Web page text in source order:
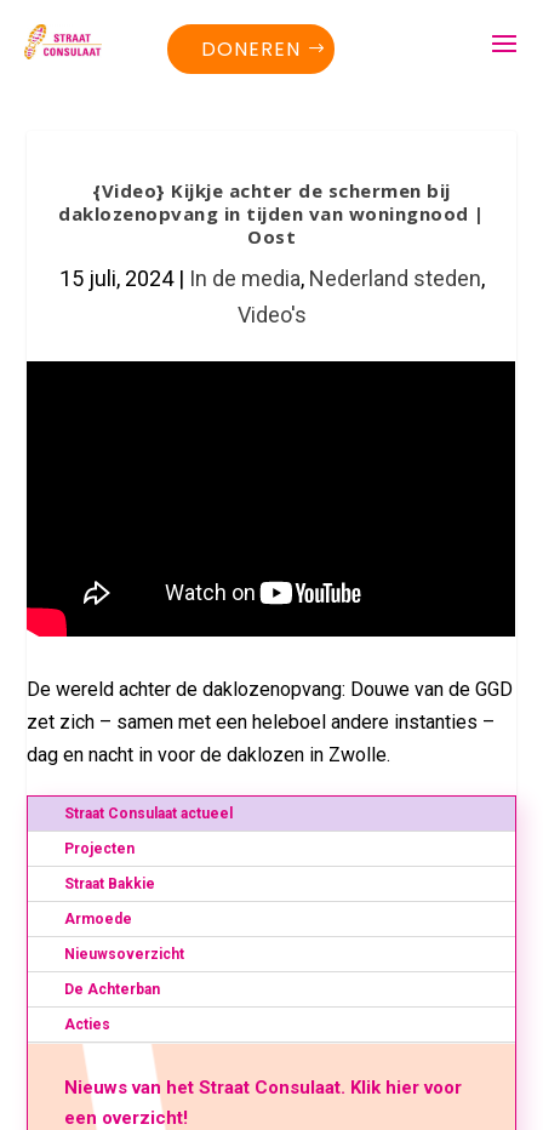
DONEREN
{Video} Kijkje achter de schermen bij
daklozenopvang in tijden van woningnood |
Oost
15 juli, 2024| In de media, Nederland steden,
Video's
De wereld achter de daklozenopvang: Douwe van de GGD
zet zich – samen met een heleboel andere instanties –
dag en nacht in voor de daklozen in Zwolle.
Straat Consulaat actueel
Projecten
Straat Bakkie
Armoede
Nieuwsoverzicht
De Achterban
Acties
Nieuws van het Straat Consulaat. Klik hier voor
een overzicht!